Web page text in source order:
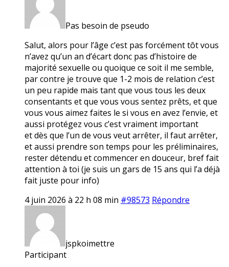
Pas besoin de pseudo
Salut, alors pour l’âge c’est pas forcément tôt vous
n’avez qu’un an d’écart donc pas d’histoire de
majorité sexuelle ou quoique ce soit il me semble,
par contre je trouve que 1-2 mois de relation c’est
un peu rapide mais tant que vous tous les deux
consentants et que vous vous sentez prêts, et que
vous vous aimez faites le si vous en avez l’envie, et
aussi protégez vous c’est vraiment important
et dès que l’un de vous veut arrêter, il faut arrêter,
et aussi prendre son temps pour les préliminaires,
rester détendu et commencer en douceur, bref fait
attention à toi (je suis un gars de 15 ans qui l’a déjà
fait juste pour info)
4 juin 2026 à 22 h 08 min #98573 Répondre
jspkoimettre
Participant